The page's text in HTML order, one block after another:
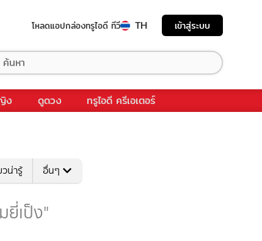
โหลดแอปกล่องทรูไอดี ทีวี TH เข้าสู่ระบบ
ง ดูดวง ทรูไอดี ครีเอเตอร์
วน่ารู้ อื่นๆ
ยี่เป็ง"